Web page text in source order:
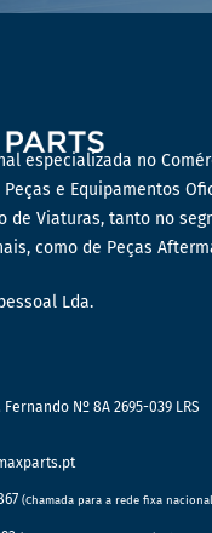
especializada no
e Equipamentos
de Viaturas, tanto no
como de Peças
Lda.
Nº 8A 2695-039 LRS
(Chamada para a rede fixa